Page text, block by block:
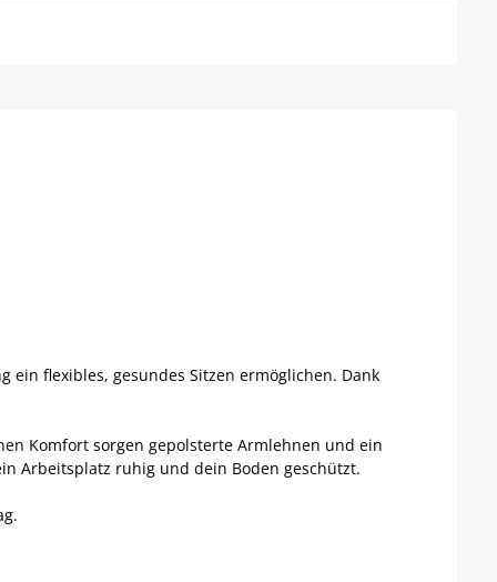
flexibles, gesundes Sitzen ermöglichen. Dank
Komfort sorgen gepolsterte Armlehnen und ein
Arbeitsplatz ruhig und dein Boden geschützt.